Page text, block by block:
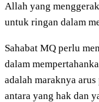
Allah yang
untuk ringan dalam
Sahabat MQ perlu
dalam
adalah maraknya
antara yang hak dan